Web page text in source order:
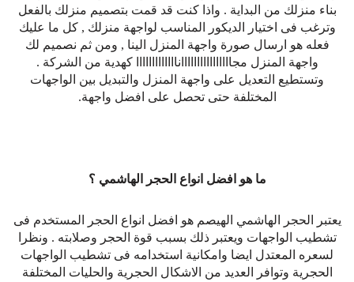
بناء منزلك من البداية . واذا كنت قد قمت بتصميم منزلك بالفعل
وترغب فى اختيار الديكور المناسب لواجهة منزلك , كل ما عليك
فعله هو ارسال صورة واجهة المنزل الينا , ومن ثم نصميم لك
واجهة المنزل مجاااااااااااااااانااااااااااااا كهدية من الشركة .
وتستطيع التعديل على واجهة المنزل والتبديل بين الواجهات
المختلفة حتى تحصل على افضل واجهة.
ما هو افضل انواع الحجر الهاشمي ؟
يعتبر الحجر الهاشمي الهيصم هو افضل انواع الحجر المستخدم فى
تشطيب الواجهات ويعتبر ذلك بسبب قوة الحجر وصلابته . ونظرا
لسعره المعتدل ايضا وامكانية استخدامه فى تشطيب الواجهات
الحجرية وتوافر العديد من الاشكال الحجرية والحليات المختلفة